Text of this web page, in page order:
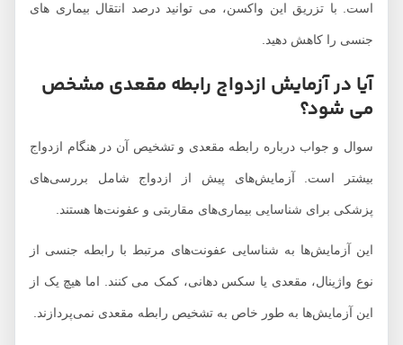
است. با تزریق این واکسن، می توانید درصد انتقال بیماری های
جنسی را کاهش دهید.
آیا در آزمایش ازدواج رابطه مقعدی مشخص
می شود؟
سوال و جواب درباره رابطه مقعدی و تشخیص آن در هنگام ازدواج
بیشتر است. آزمایش‌های پیش از ازدواج شامل بررسی‌های
پزشکی برای شناسایی بیماری‌های مقاربتی و عفونت‌ها هستند.
این آزمایش‌ها به شناسایی عفونت‌های مرتبط با رابطه جنسی از
نوع واژینال، مقعدی یا سکس دهانی، کمک می کنند. اما هیچ یک از
این آزمایش‌ها به طور خاص به تشخیص رابطه مقعدی نمی‌پردازند.